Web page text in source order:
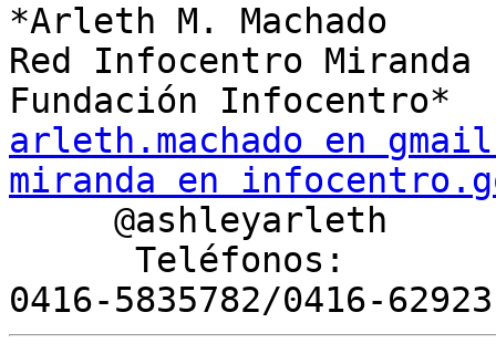
*Arleth M. Machado
Red Infocentro Miranda
arleth.machado en
miranda en